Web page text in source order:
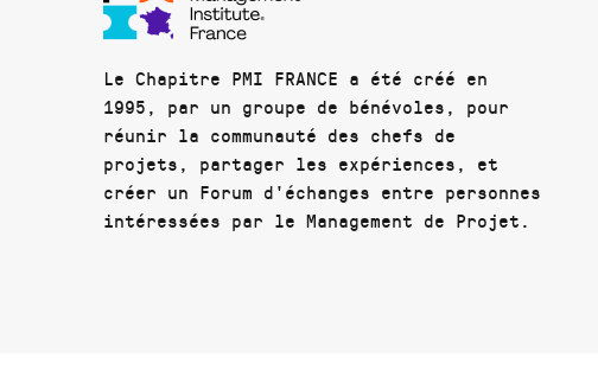
Le Chapitre PMI FRANCE a été créé en
1995, par un groupe de bénévoles, pour
réunir la communauté des chefs de
projets, partager les expériences, et
créer un Forum d'échanges entre personnes
intéressées par le Management de Projet.